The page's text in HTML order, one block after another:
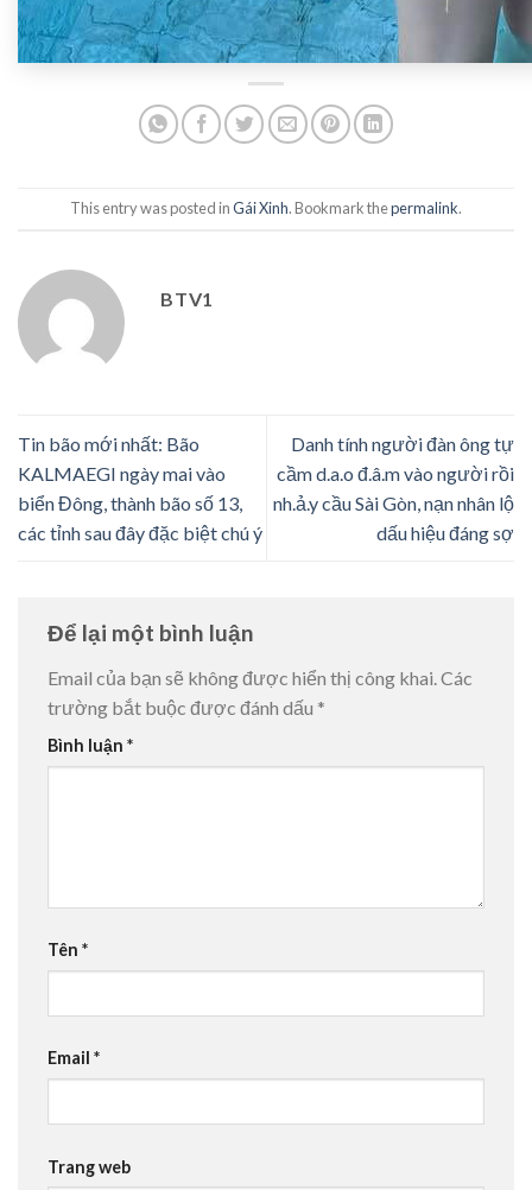
This entry was posted inGái Xinh. Bookmark thepermalink.
BTV1
Tin bão mới nhất: Bão
KALMAEGI ngày mai vào
biển Đông, thành bão số 13,
các tỉnh sau đây đặc biệt chú ý
Danh tính người đàn ông tự
cầm d.a.o đ.â.m vào người rồi
nh.ả.y cầu Sài Gòn, nạn nhân lộ
dấu hiệu đáng sợ
Để lại một bình luận
Email của bạn sẽ không được hiển thị công khai.Các
trường bắt buộc được đánh dấu *
Bình luận *
Tên *
Email *
Trang web